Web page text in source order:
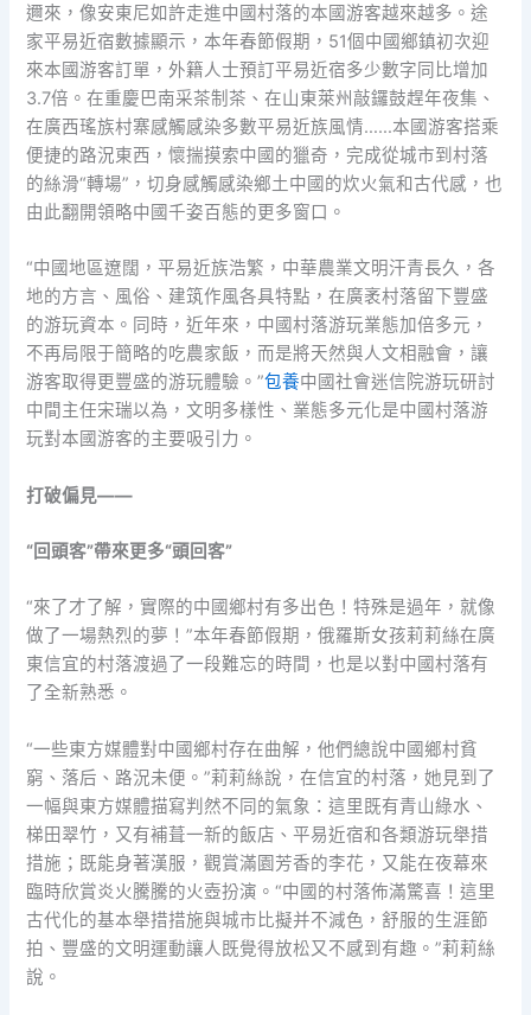
邇來，像安東尼如許走進中國村落的本國游客越來越多。途
家平易近宿數據顯示，本年春節假期，51個中國鄉鎮初次迎
來本國游客訂單，外籍人士預訂平易近宿多少數字同比增加
3.7倍。在重慶巴南采茶制茶、在山東萊州敲鑼鼓趕年夜集、
在廣西瑤族村寨感觸感染多數平易近族風情……本國游客搭乘
便捷的路況東西，懷揣摸索中國的獵奇，完成從城市到村落
的絲滑“轉場”，切身感觸感染鄉土中國的炊火氣和古代感，也
由此翻開領略中國千姿百態的更多窗口。
“中國地區遼闊，平易近族浩繁，中華農業文明汗青長久，各
地的方言、風俗、建筑作風各具特點，在廣袤村落留下豐盛
的游玩資本。同時，近年來，中國村落游玩業態加倍多元，
不再局限于簡略的吃農家飯，而是將天然與人文相融會，讓
游客取得更豐盛的游玩體驗。”包養中國社會迷信院游玩研討
中間主任宋瑞以為，文明多樣性、業態多元化是中國村落游
玩對本國游客的主要吸引力。
打破偏見——
“回頭客”帶來更多“頭回客”
“來了才了解，實際的中國鄉村有多出色！特殊是過年，就像
做了一場熱烈的夢！”本年春節假期，俄羅斯女孩莉莉絲在廣
東信宜的村落渡過了一段難忘的時間，也是以對中國村落有
了全新熟悉。
“一些東方媒體對中國鄉村存在曲解，他們總說中國鄉村貧
窮、落后、路況未便。”莉莉絲說，在信宜的村落，她見到了
一幅與東方媒體描寫判然不同的氣象：這里既有青山綠水、
梯田翠竹，又有補葺一新的飯店、平易近宿和各類游玩舉措
措施；既能身著漢服，觀賞滿園芳香的李花，又能在夜幕來
臨時欣賞炎火騰騰的火壺扮演。“中國的村落佈滿驚喜！這里
古代化的基本舉措措施與城市比擬并不減色，舒服的生涯節
拍、豐盛的文明運動讓人既覺得放松又不感到有趣。”莉莉絲
說。